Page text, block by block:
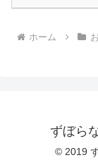
ホーム
ずぼら
© 2019